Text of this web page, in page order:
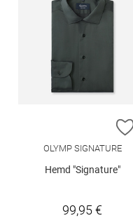
OLYMP SIGNATURE
Hemd "Signature"
99,95 €